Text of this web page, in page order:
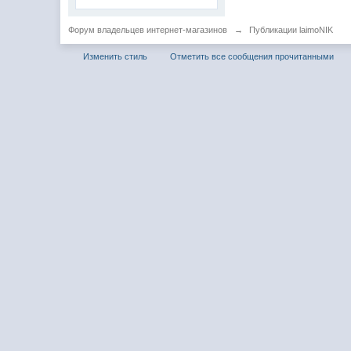
Форум владельцев интернет-магазинов → Публикации laimoNIK
Изменить стиль Отметить все сообщения прочитанными